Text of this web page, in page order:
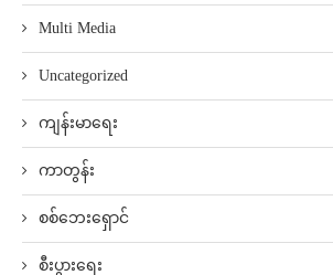
Multi Media
Uncategorized
ကျန်းမာရေး
ကာတွန်း
စစ်ဘေးရှောင်
စီးပွားရေး